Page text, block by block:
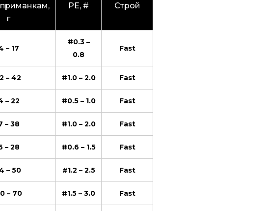
приманкам,
г
PE, # Строй
– 17
#0.3 –
0.8
Fast
– 42 #1.0 – 2.0 Fast
– 22 #0.5 – 1.0 Fast
– 38 #1.0 – 2.0 Fast
– 28 #0.6 – 1.5 Fast
– 50 #1.2 – 2.5 Fast
– 70 #1.5 – 3.0 Fast